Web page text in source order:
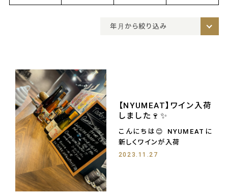
年月から絞り込み
【NYUMEAT】ワイン入荷
しました🍷✨
こんにちは😊 NYUMEATに
新しくワインが入荷
2023.11.27